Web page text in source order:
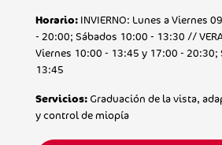
Horario:INVIERNO: Lunes a Viernes
- 20:00; Sábados 10:00 - 13:30 //
Viernes 10:00 - 13:45 y 17:00 - 20:30;
13:45
Servicios:Graduación de la vista,
y control de miopía